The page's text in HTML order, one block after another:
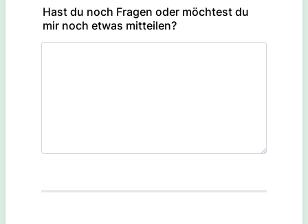
Hast du noch Fragen oder möchtest du
mir noch etwas mitteilen?